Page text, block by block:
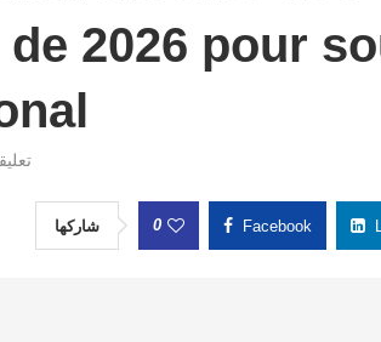
2026 pour
0
شاركها 0 Facebook